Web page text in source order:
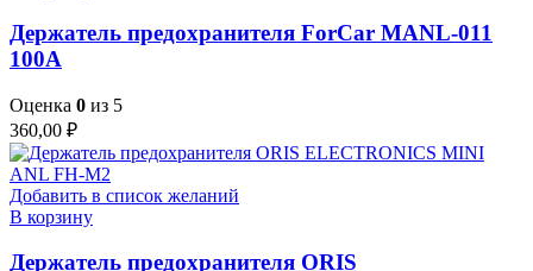
Держатель предохранителя ForCar MANL-011
100A
Оценка 0 из 5
360,00 ₽
Добавить в список желаний
В корзину
Держатель предохранителя ORIS